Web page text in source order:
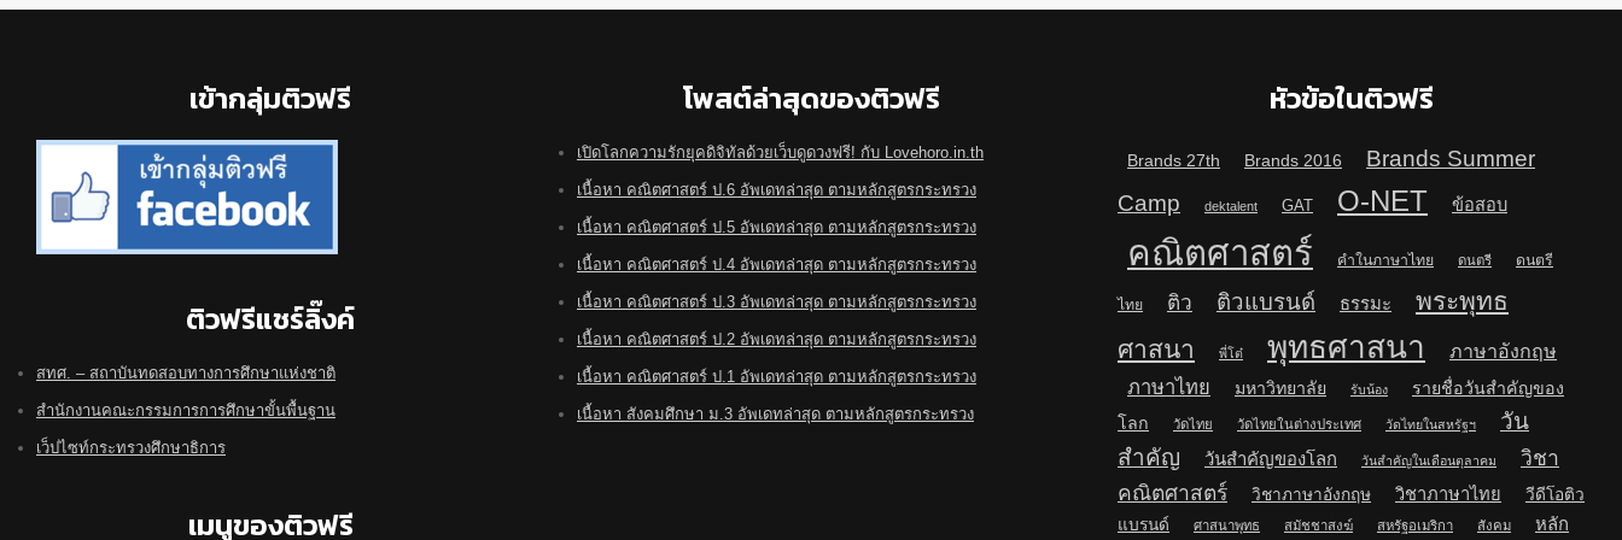
เข้ากลุ่มติวฟรี
ติวฟรีแชร์ลิ๊งค์
สทศ. – สถาบันทดสอบทางการศึกษาแห่งชาติ
สำนักงานคณะกรรมการการศึกษาขั้นพื้นฐาน
เว็ปไซท์กระทรวงศึกษาธิการ
เมนูของติวฟรี
โพสต์ล่าสุดของติวฟรี
เปิดโลกความรักยุคดิจิทัลด้วยเว็บดูดวงฟรี! กับ Lovehoro.in.th
เนื้อหา คณิตศาสตร์ ป.6 อัพเดทล่าสุด ตามหลักสูตรกระทรวง
เนื้อหา คณิตศาสตร์ ป.5 อัพเดทล่าสุด ตามหลักสูตรกระทรวง
เนื้อหา คณิตศาสตร์ ป.4 อัพเดทล่าสุด ตามหลักสูตรกระทรวง
เนื้อหา คณิตศาสตร์ ป.3 อัพเดทล่าสุด ตามหลักสูตรกระทรวง
เนื้อหา คณิตศาสตร์ ป.2 อัพเดทล่าสุด ตามหลักสูตรกระทรวง
เนื้อหา คณิตศาสตร์ ป.1 อัพเดทล่าสุด ตามหลักสูตรกระทรวง
เนื้อหา สังคมศึกษา ม.3 อัพเดทล่าสุด ตามหลักสูตรกระทรวง
หัวข้อในติวฟรี
Brands 27th Brands 2016
Brands Summer
Camp
dektalent GAT O-NET ข้อสอบ
คณิตศาสตร์ คำในภาษาไทย ดนตรี ดนตรี
ไทย ติว ติวแบรนด์ ธรรมะ
พระพุทธ
ศาสนา
พี่โต๋ พุทธศาสนา ภาษาอังกฤษ
ภาษาไทย มหาวิทยาลัย รับน้อง
รายชื่อวันสำคัญของ
โลก
วัดไทย วัดไทยในต่างประเทศ วัดไทยในสหรัฐฯ
วัน
สำคัญ
วันสำคัญของโลก วันสำคัญในเดือนตุลาคม
วิชา
คณิตศาสตร์
วิชาภาษาอังกฤษ วิชาภาษาไทย
วีดีโอติว
แบรนด์
ศาสนาพุทธ สมัชชาสงฆ์ สหรัฐอเมริกา สังคม หลัก